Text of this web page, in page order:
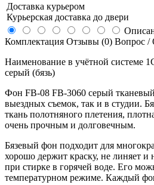
Доставка курьером
Курьерская доставка до двери
Комплектация Отзывы (0) Вопрос /
Наименование в учётной системе
серый (бязь)
Фон FB-08 FB-3060 серый
выездных съемок, так и в студии.
ткань полотняного плетения,
очень прочным и долговечным.
Бязевый фон подходит для
хорошо держит краску, не линяет и
при стирке в горячей воде. Его
температурном режиме. Каждый